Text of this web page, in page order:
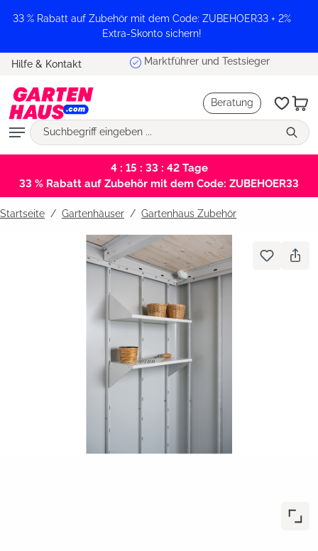
springen
33 % Rabatt auf Zubehör mit dem Code: ZUBEHOER33 + 2%
Extra-Skonto sichern!
Hilfe & Kontakt Marktführer und Testsieger
Beratung
4 : 15 : 33 : 42Tage
33 % Rabatt auf Zubehör mit dem Code: ZUBEHOER33
Startseite Gartenhäuser / Gartenhaus Zubehör
Bildergalerie überspringen